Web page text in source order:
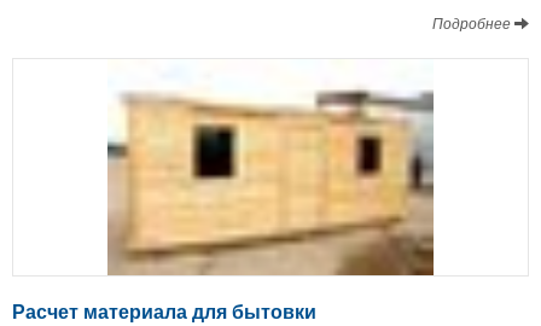
Подробнее
Расчет материала для бытовки